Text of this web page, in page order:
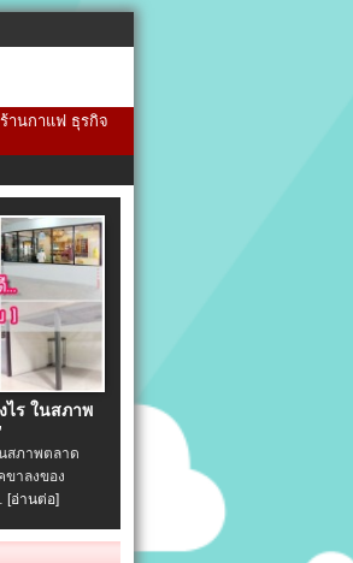
านกาแฟ ธุรกิจ
ไร ในสภาพ
สภาพตลาด
ขาลงของ
[อ่านต่อ]